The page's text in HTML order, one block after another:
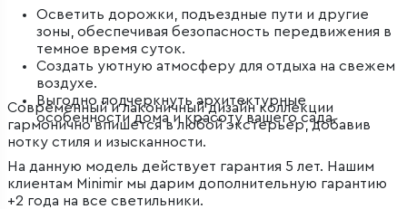
Осветить дорожки, подъездные пути и другие
зоны, обеспечивая безопасность передвижения в
темное время суток.
Создать уютную атмосферу для отдыха на свежем
воздухе.
Выгодно подчеркнуть архитектурные
особенности дома и красоту вашего сада.
Современный и лаконичный дизайн коллекции
гармонично впишется в любой экстерьер, добавив
нотку стиля и изысканности.
На данную модель действует гарантия 5 лет. Нашим
клиентам Minimir мы дарим дополнительную гарантию
+2 года на все светильники.